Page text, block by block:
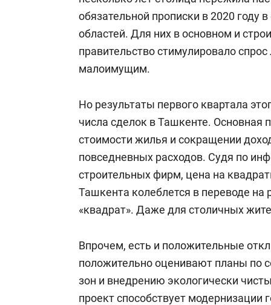
обязательной прописки в 2020 году
областей. Для них в основном и
правительство стимулировало
малоимущим.
Но результаты первого квартала
числа сделок в Ташкенте. Основная
стоимости жилья и сокращении
повседневных расходов. Судя по
строительных фирм, цена на
Ташкента колеблется в переводе на
«квадрат». Даже для столичных
Впрочем, есть и положительные
положительно оценивают планы по
зон и внедрению экологически
проект способствует